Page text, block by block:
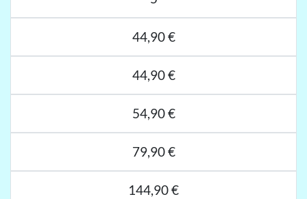
44,90 €
44,90 €
54,90 €
79,90 €
144,90 €